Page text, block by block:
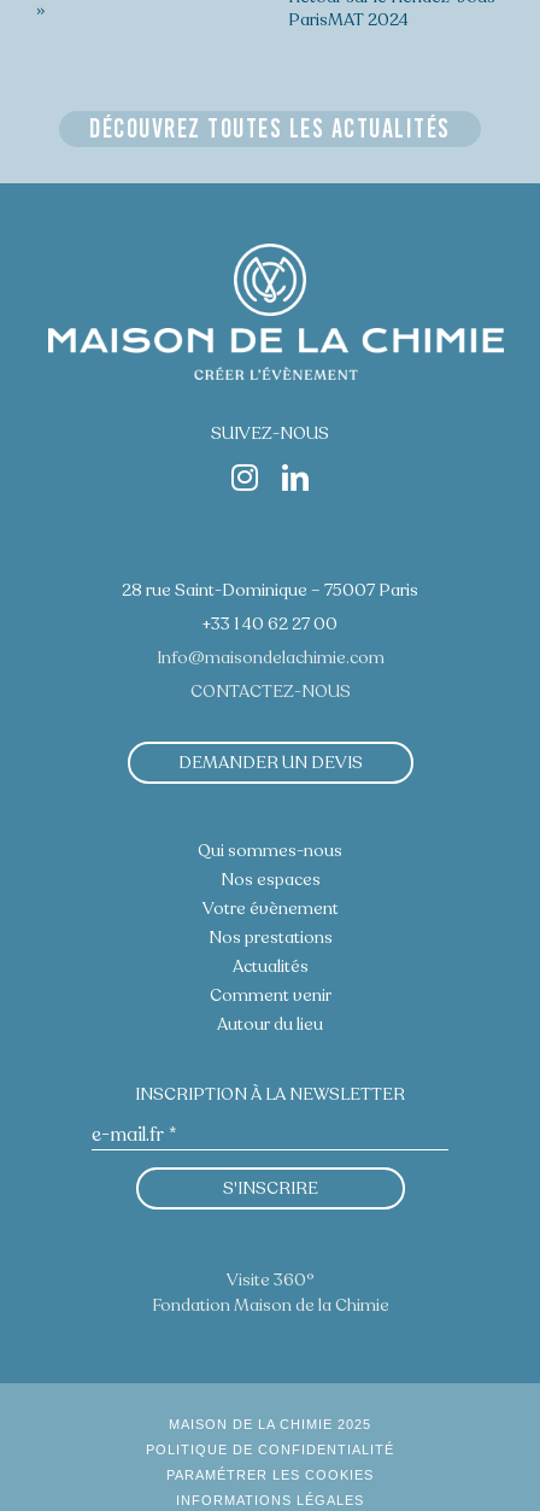
»
ParisMAT 2024
Découvrez toutes les actualités
SUIVEZ-NOUS
28 rue Saint-Dominique – 75007 Paris
+33 1 40 62 27 00
Info@maisondelachimie.com
CONTACTEZ-NOUS
DEMANDER UN DEVIS
Qui sommes-nous
Nos espaces
Votre évènement
Nos prestations
Actualités
Comment venir
Autour du lieu
INSCRIPTION À LA NEWSLETTER
S'INSCRIRE
Visite 360°
Fondation Maison de la Chimie
MAISON DE LA CHIMIE 2025
POLITIQUE DE CONFIDENTIALITÉ
PARAMÉTRER LES COOKIES
INFORMATIONS LÉGALES